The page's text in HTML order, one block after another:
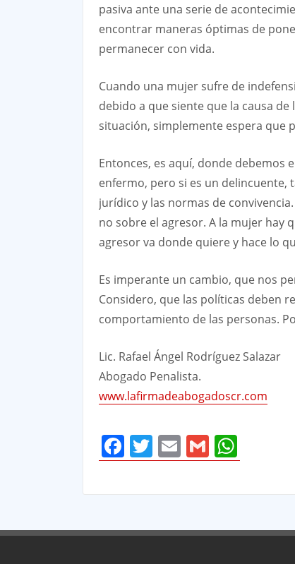
pasiva ante una serie de
encontrar maneras óptimas de
permanecer con vida.
Cuando una mujer sufre de
debido a que siente que la causa
situación, simplemente espera que
Entonces, es aquí, donde debemos
enfermo, pero si es un delincuente,
jurídico y las normas de
no sobre el agresor. A la mujer hay
agresor va donde quiere y hace lo
Es imperante un cambio, que nos
Considero, que las políticas deben
comportamiento de las personas.
Lic. Rafael Ángel Rodríguez Salazar
Abogado Penalista.
www.lafirmadeabogadoscr.com
Facebook
Twitter
Email
Gmail